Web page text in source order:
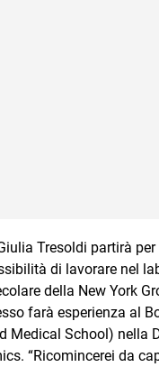
Tresoldi partirà per
di lavorare nel
della New York
farà esperienza al
Medical School) nella
“Ricomincerei da